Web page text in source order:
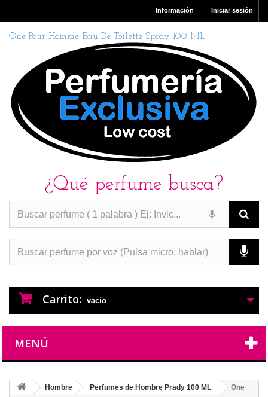
Iniciar sesión
Información
One Pour Homme Eau De Toilette Spray 100 ML
¿Qué perfume busca?
Carrito: vacío
MENÚ
Hombre Perfumes de Hombre Prady 100 ML
One